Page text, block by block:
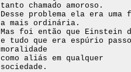
tanto chamado amoroso.
Desse problema ela era uma
a mais ordinária.
Mas foi então que Einstein
e tudo que era espúrio
moralidade
como aliás em qualquer
sociedade.